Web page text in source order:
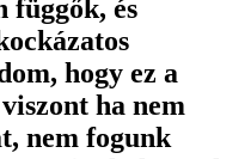
függők, és
hogy ez a
ha nem
nem fogunk